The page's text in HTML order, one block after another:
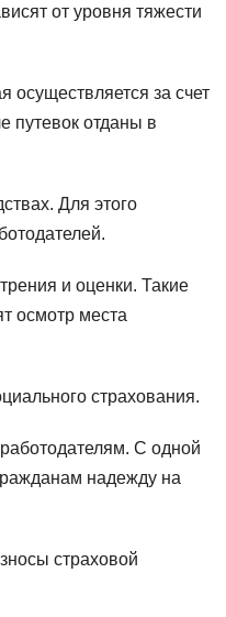
от уровня тяжести
осуществляется за счет
путевок отданы в
Для этого
и оценки. Такие
осмотр места
страхования.
С одной
надежду на
страховой